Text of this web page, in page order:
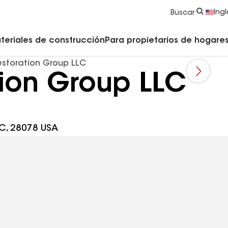
Buscar
de construcción Para propietarios de
Group LLC
Group LLC
28078 USA